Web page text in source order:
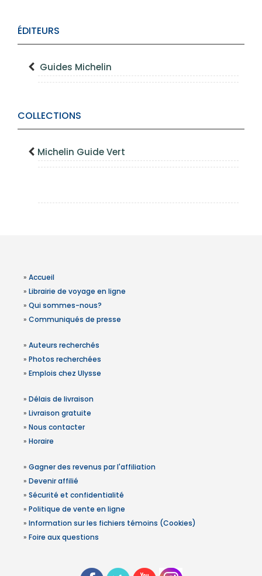
ÉDITEURS
Guides Michelin
COLLECTIONS
Michelin Guide Vert
» Accueil
» Librairie de voyage en ligne
» Qui sommes-nous?
» Communiqués de presse
» Auteurs recherchés
» Photos recherchées
» Emplois chez Ulysse
» Délais de livraison
» Livraison gratuite
» Nous contacter
» Horaire
» Gagner des revenus par l'affiliation
» Devenir affilié
» Sécurité et confidentialité
» Politique de vente en ligne
» Information sur les fichiers témoins (Cookies)
» Foire aux questions